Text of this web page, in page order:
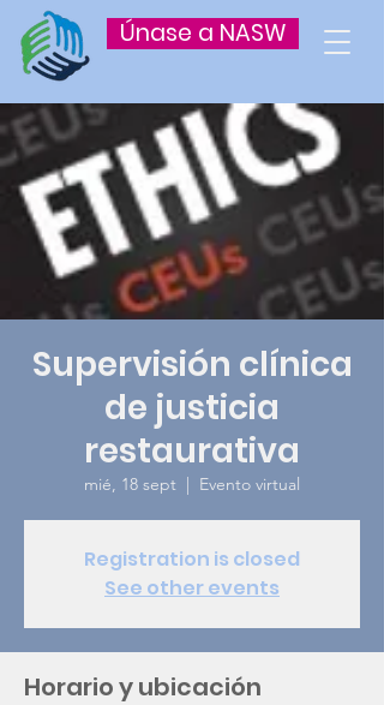
Únase a NASW
Supervisión clínica
de justicia
restaurativa
mié, 18 sept
  |
Evento virtual
Registration is closed
See other events
Horario y ubicación